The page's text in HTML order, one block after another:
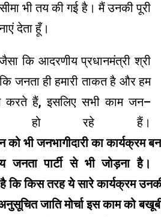
भी तय की गई है। मैं उनकी पूरी
देता हूँ।
कि आदरणीय प्रधानमंत्री श्री
जनता ही हमारी ताकत है और हम
करते हैं,इसलिए सभी काम जन–
से हो रहे हैं।
को भी जनभागीदारी का कार्यक्रम
जनता पार्टी से भी जोड़ना है।
है कि किस तरह ये सारे कार्यक्रम
जाति मोर्चा इस काम को